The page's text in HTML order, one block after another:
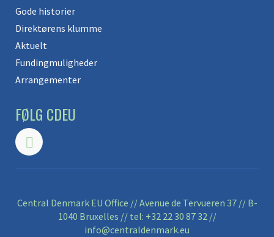
Gode historier
Direktørens klumme
Aktuelt
Fundingmuligheder
Arrangementer
FØLG CDEU
Central Denmark EU Office // Avenue de Tervueren 37 // B-
1040 Bruxelles // tel: +32 22 30 87 32//
info@centraldenmark.eu